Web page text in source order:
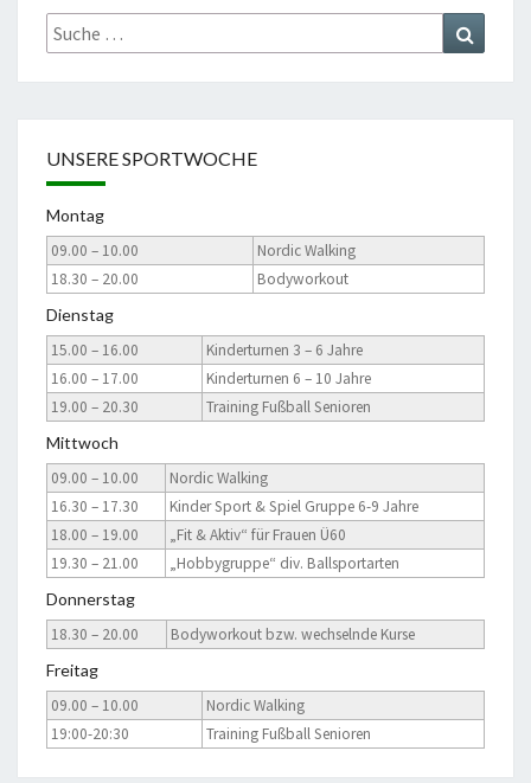
Suche
nach:
UNSERE SPORTWOCHE
Montag
09.00 – 10.00
Nordic Walking
18.30 – 20.00
Bodyworkout
Dienstag
15.00 – 16.00
Kinderturnen 3 – 6 Jahre
16.00 – 17.00
Kinderturnen 6 – 10 Jahre
19.00 – 20.30
Training Fußball Senioren
Mittwoch
09.00 – 10.00
Nordic Walking
16.30 – 17.30
Kinder Sport & Spiel Gruppe 6-9 Jahre
18.00 – 19.00
„Fit & Aktiv“ für Frauen Ü60
19.30 – 21.00
„Hobbygruppe“ div. Ballsportarten
Donnerstag
18.30 – 20.00
Bodyworkout bzw. wechselnde Kurse
Freitag
09.00 – 10.00
Nordic Walking
19:00-20:30
Training Fußball Senioren